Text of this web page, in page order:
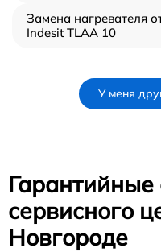
Замена нагревателя
Indesit TLAA 10
У меня
Гарантийные
сервисного
Новгороде